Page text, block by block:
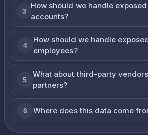
3
How should we handle
accounts?
4
How should we handle
employees?
5
What about third-party
partners?
6 Where does this data come